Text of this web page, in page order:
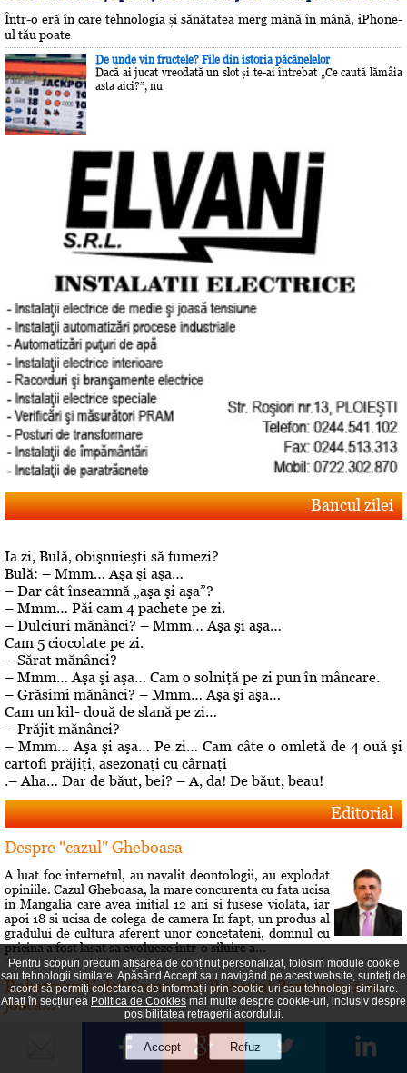
Într-o eră în care tehnologia și sănătatea merg mână în mână, iPhone-
ul tău poate
De unde vin fructele? File din istoria păcănelelor
Dacă ai jucat vreodată un slot și te-ai întrebat „Ce caută lămâia
asta aici?”, nu
Bancul zilei
Ia zi, Bulă, obişnuieşti să fumezi?
Bulă: – Mmm… Aşa şi aşa…
– Dar cât înseamnă „aşa şi aşa”?
– Mmm… Păi cam 4 pachete pe zi.
– Dulciuri mănânci? – Mmm… Aşa şi aşa…
Cam 5 ciocolate pe zi.
– Sărat mănânci?
– Mmm… Aşa şi aşa… Cam o solniţă pe zi pun în mâncare.
– Grăsimi mănânci? – Mmm… Aşa şi aşa…
Cam un kil- două de slană pe zi…
– Prăjit mănânci?
– Mmm… Aşa şi aşa… Pe zi… Cam câte o omletă de 4 ouă şi
cartofi prăjiţi, asezonaţi cu cârnaţi
.– Aha… Dar de băut, bei? – A, da! De băut, beau!
Editorial
Despre "cazul" Gheboasa
A luat foc internetul, au navalit deontologii, au explodat
opiniile. Cazul Gheboasa, la mare concurenta cu fata ucisa
in Mangalia care avea initial 12 ani si fusese violata, iar
apoi 18 si ucisa de colega de camera In fapt, un produs al
gradului de cultura aferent unor concetateni, domnul cu
pricina a fost lasat sa evolueze intr-o siluire a...
Roberta vs Volo! Game, set: Roberta! Partida încă se
joacă...
Conflictele dintre Roberta Anastase şi Andrei Volosevici
sunt vechi. Certurile dintre ei durează mult şi foarte greu
vreun cunoscut reuşeşte să îi facă să comunice din nou.
Pentru scopuri precum afișarea de conținut personalizat, folosim module cookie
sau tehnologii similare. Apăsând Accept sau navigând pe acest website, sunteți de
acord să permiți colectarea de informații prin cookie-uri sau tehnologii similare.
Aflați în secțiunea Politica de Cookies mai multe despre cookie-uri, inclusiv despre
posibilitatea retragerii acordului.